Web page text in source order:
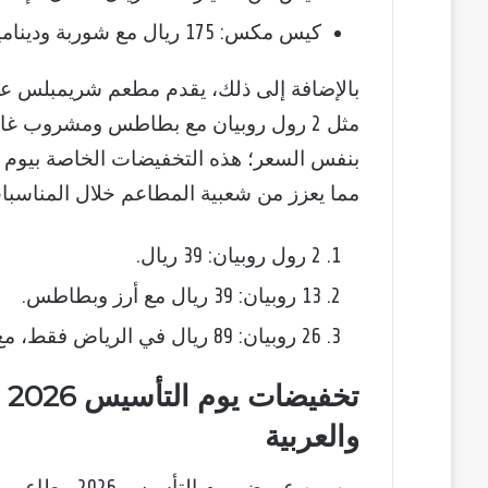
كيس مكس: 175 ريال مع شوربة وديناميت شرمب.
بالإضافة إلى ذلك، يقدم مطعم شريمبلس
بنفس السعر؛ هذه التخفيضات الخاصة بيوم
مما يعزز من شعبية المطاعم خلال
2 رول روبيان: 39 ريال.
13 روبيان: 39 ريال مع أرز وبطاطس.
26 روبيان: 89 ريال في الرياض فقط، مع ديناميت شرمب وسلطة جرجير.
والعربية